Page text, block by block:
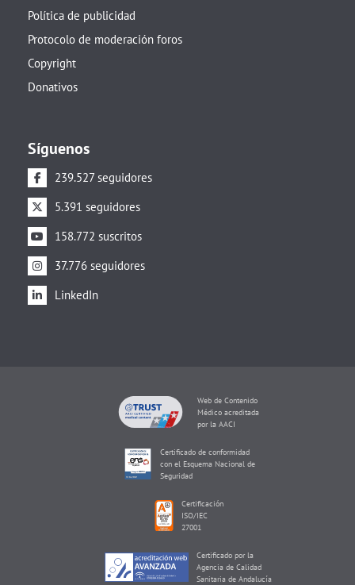
Política de publicidad
Protocolo de moderación foros
Copyright
Donativos
Síguenos
239.527 seguidores
5.391 seguidores
158.772 suscritos
37.776 seguidores
LinkedIn
Web de Contenido
Médico acreditada
por la AACI
Certificado de conformidad
con el Esquema Nacional de
Seguridad
Certificación
ISO/IEC
27001
Certificado por la
Agencia de Calidad
Sanitaria de Andalucía